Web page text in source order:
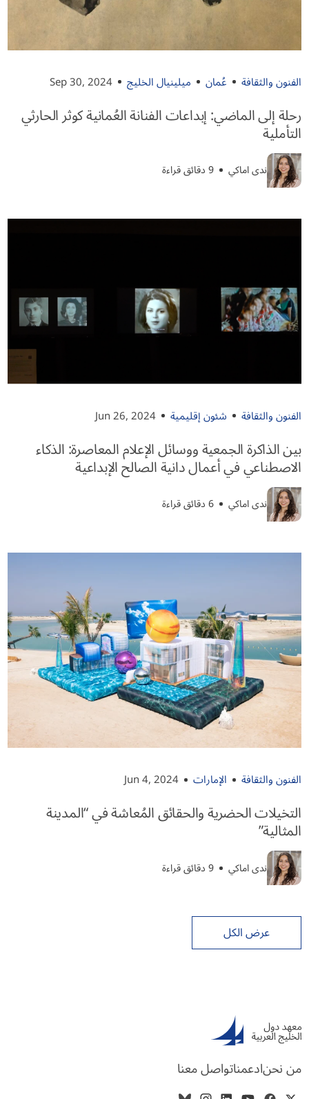
الفنون والثقافة عُمان ميلينيال الخليج Sep 30, 2024
رحلة إلى الماضي: إبداعات الفنانة العُمانية كوثر الحارثي
التأملية
ندى اماكي 9 دقائق قراءة
الفنون والثقافة شئون إقليمية Jun 26, 2024
بين الذاكرة الجمعية ووسائل الإعلام المعاصرة: الذكاء
الاصطناعي في أعمال دانية الصالح الإبداعية
ندى اماكي 6 دقائق قراءة
الفنون والثقافة الإمارات Jun 4, 2024
التخيلات الحضرية والحقائق المُعاشة في “المدينة
المثالية”
ندى اماكي 9 دقائق قراءة
عرض الكل
من نحنادعمناتواصل معنا